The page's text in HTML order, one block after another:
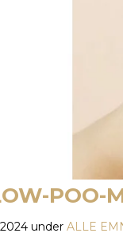
POO-
under ALLE